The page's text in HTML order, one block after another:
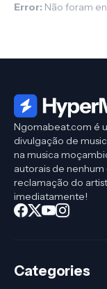
Error: Não foram
Ngomabeat.com é
divulgação de
na musica
autorais de
reclamação do
imediatamente!
Categories